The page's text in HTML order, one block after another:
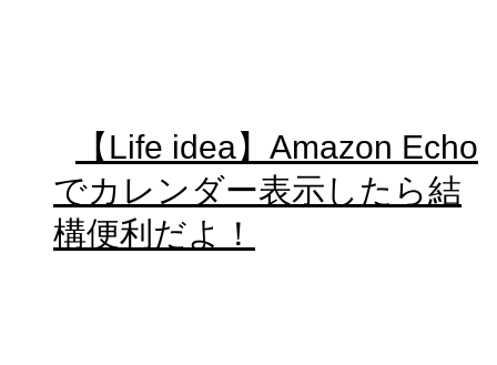
【Life idea】Amazon Echo
でカレンダー表示したら結
構便利だよ！